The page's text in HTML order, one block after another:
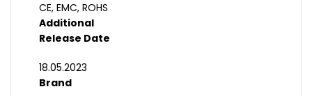
CE, EMC, ROHS
Additional
Release Date
18.05.2023
Brand